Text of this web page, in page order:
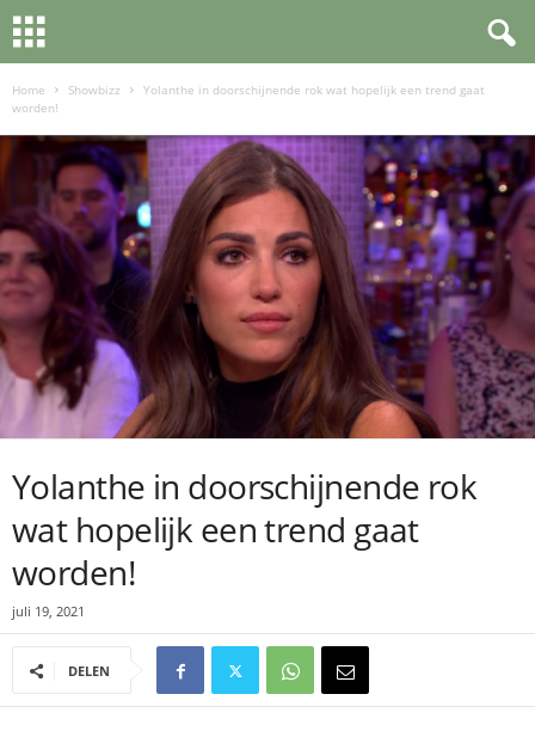
Home Showbizz
Yolanthe in doorschijnende rok wat hopelijk een trend gaat
worden!
Yolanthe in doorschijnende rok
wat hopelijk een trend gaat
worden!
juli 19, 2021
DELEN